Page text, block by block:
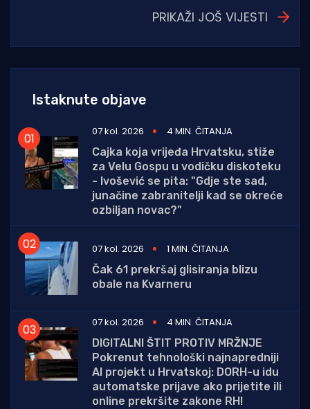
PRIKAŽI JOŠ VIJESTI
Istaknute objave
07 kol. 2026
4 MIN. ČITANJA
Cajka koja vrijeđa Hrvatsku, stiže
za Velu Gospu u vodičku diskoteku
- Ivošević se pita: "Gdje ste sad,
junačine zabranitelji kad se okreće
ozbiljan novac?"
07 kol. 2026
1 MIN. ČITANJA
Čak 61 prekršaj glisiranja blizu
obale na Kvarneru
07 kol. 2026
4 MIN. ČITANJA
DIGITALNI ŠTIT PROTIV MRŽNJE
Pokrenut tehnološki najnapredniji
AI projekt u Hrvatskoj: DORH-u idu
automatske prijave ako prijetite ili
online prekršite zakone RH!